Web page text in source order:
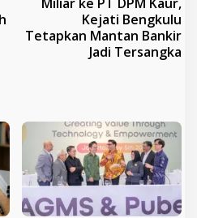
Kejati Bengkulu
Tetapkan Mantan Bankir
Jadi Tersangka